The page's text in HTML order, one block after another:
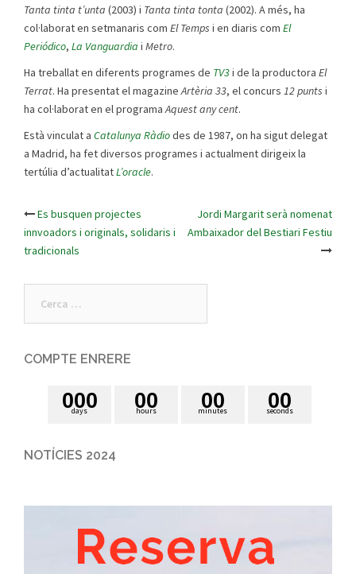
Tanta tinta t’unta (2003) i Tanta tinta tonta (2002). A més, ha
col·laborat en setmanaris com El Temps i en diaris com El
Periódico, La Vanguardia i Metro.
Ha treballat en diferents programes de TV3i de la productora El
Terrat. Ha presentat el magazineArtèria 33, el concurs 12 punts i
ha col·laborat en el programaAquest any cent.
Està vinculat a Catalunya Ràdiodes de 1987, on ha sigut delegat
a Madrid, ha fet diversos programes i actualment dirigeix la
tertúlia d’actualitatL’oracle.
Post
navigation
Es busquen projectes
innvoadors i originals, solidaris i
tradicionals
Jordi Margarit serà nomenat
Ambaixador del Bestiari Festiu
COMPTE ENRERE
days
000 hours
00 minutes
00 seconds
00
NOTÍCIES 2024